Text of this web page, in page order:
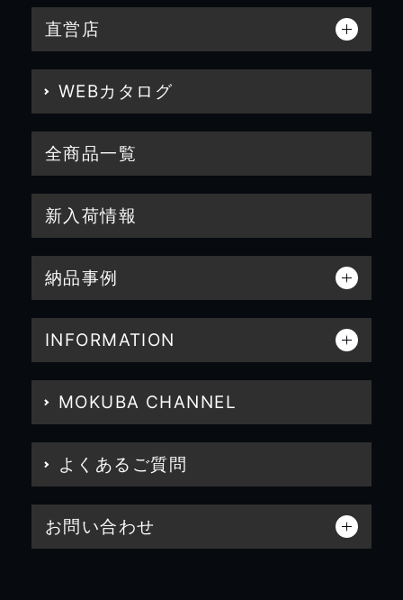
直営店
WEBカタログ
全商品一覧
新入荷情報
納品事例
INFORMATION
MOKUBA CHANNEL
よくあるご質問
お問い合わせ